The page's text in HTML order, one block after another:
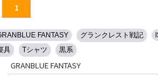
1
FANTASY グランクレスト戦記
具
Tシャツ 黒系
GRANBLUE FANTASY